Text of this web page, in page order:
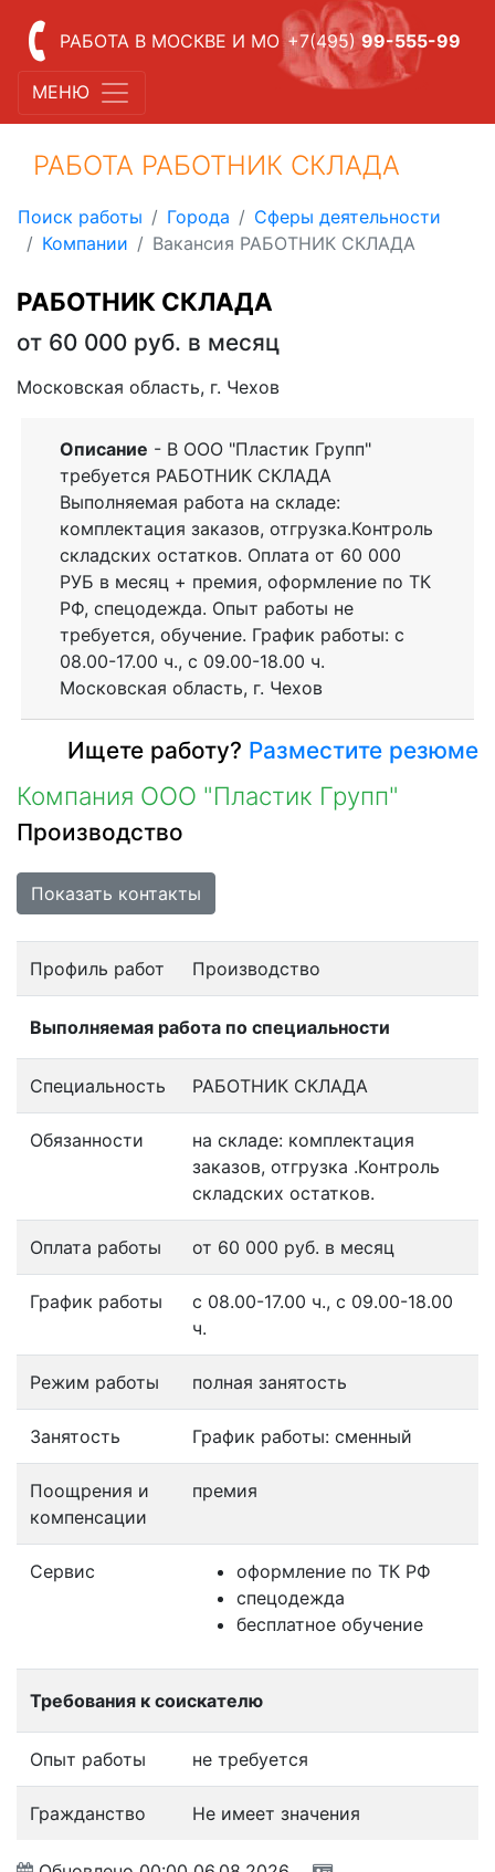
РАБОТА В МОСКВЕ И МО +7(495) 99-555-99
МЕНЮ
РАБОТА РАБОТНИК СКЛАДА
Поиск работы Города
Сферы деятельности
Компании
Вакансия РАБОТНИК СКЛАДА
РАБОТНИК СКЛАДА
от 60 000 руб. в месяц
Московская область, г. Чехов
Описание - В ООО "Пластик Групп"
требуется РАБОТНИК СКЛАДА
Выполняемая работа на складе:
комплектация заказов, отгрузка.Контроль
складских остатков. Оплата от 60 000
РУБ в месяц + премия, оформление по ТК
РФ, спецодежда. Опыт работы не
требуется, обучение. График работы: с
08.00-17.00 ч., с 09.00-18.00 ч.
Московская область, г. Чехов
Ищете работу? Разместите резюме
Компания ООО "Пластик Групп"
Производство
Показать контакты
Профиль работ Производство
Выполняемая работа по специальности
Специальность РАБОТНИК СКЛАДА
Обязанности
на складе: комплектация
заказов, отгрузка .Контроль
складских остатков.
Оплата работы от 60 000 руб. в месяц
График работы
с 08.00-17.00 ч., с 09.00-18.00
ч.
Режим работы полная занятость
Занятость График работы: сменный
Поощрения и
компенсации
премия
Сервис
оформление по ТК РФ
спецодежда
бесплатное обучение
Требования к соискателю
Опыт работы не требуется
Гражданство Не имеет значения